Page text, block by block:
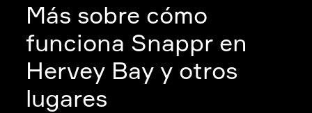
Más sobre cómo
funciona Snappr en
Hervey Bay y otros
lugares